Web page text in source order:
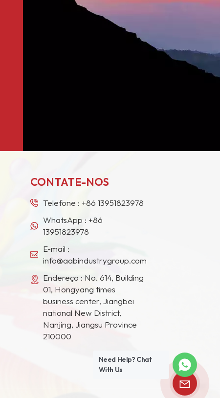
CONTATE-NOS
Telefone :+86 13951823978
WhatsApp :+86
13951823978
E-mail :
info@aabindustrygroup.com
Endereço : No. 614, Building
01, Hongyang times
business center, Jiangbei
national New District,
Nanjing, Jiangsu Province
210000
Need Help? Chat
With Us